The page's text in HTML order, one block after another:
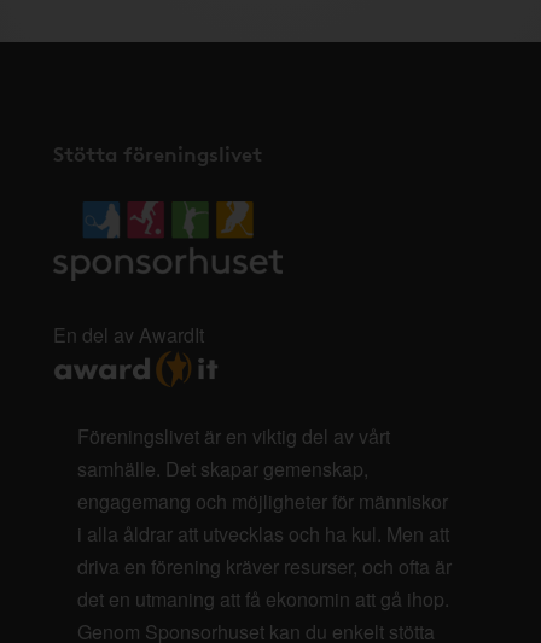
Stötta föreningslivet
En del av AwardIt
Föreningslivet är en viktig del av vårt
samhälle. Det skapar gemenskap,
engagemang och möjligheter för människor
i alla åldrar att utvecklas och ha kul. Men att
driva en förening kräver resurser, och ofta är
det en utmaning att få ekonomin att gå ihop.
Genom Sponsorhuset kan du enkelt stötta